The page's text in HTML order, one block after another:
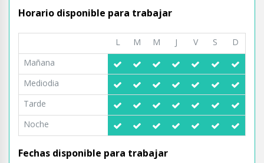
Horario disponible para trabajar
L M M J V S
D
Mañana
Mediodia
Tarde
Noche
Fechas disponible para trabajar